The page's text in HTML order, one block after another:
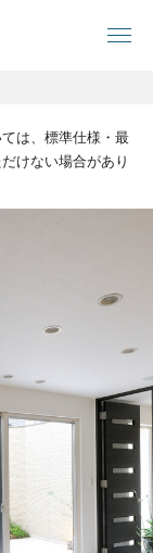
は、標準仕様・最
けない場合があり